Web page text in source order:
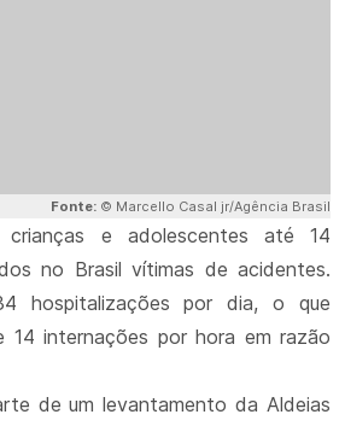
Fonte: © Marcello Casal jr/Agência Brasil
crianças e adolescentes até 14
no Brasil vítimas de acidentes.
hospitalizações por dia, o que
14 internações por hora em razão
de um levantamento da Aldeias